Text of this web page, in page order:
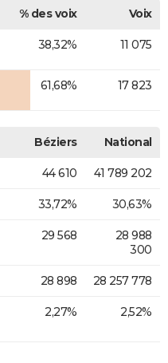
% des voix
Voix
38,32% 11 075
61,68% 17 823
Béziers National
44 610 41 789 202
33,72% 30,63%
29 568
28 988
300
28 898 28 257 778
2,27% 2,52%